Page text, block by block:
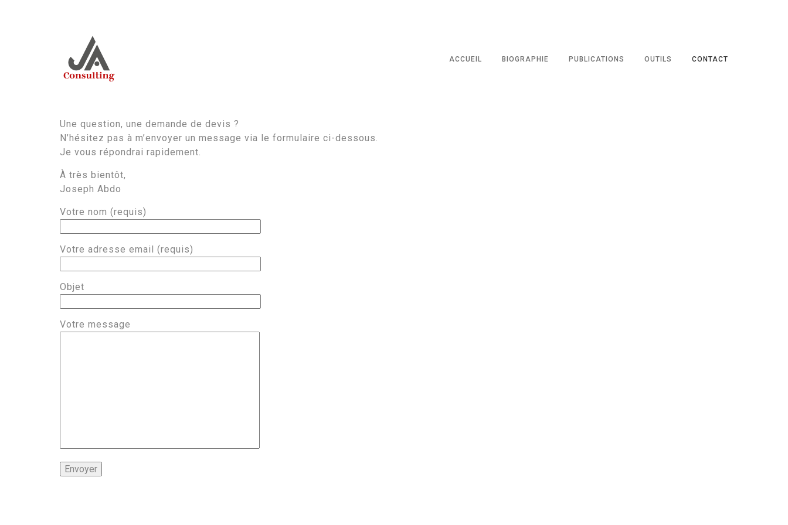
ACCUEIL BIOGRAPHIE PUBLICATIONS OUTILS CONTACT
Une question, une demande de devis ?
N’hésitez pas à m’envoyer un message via le formulaire ci-dessous.
Je vous répondrai rapidement.
À très bientôt,
Joseph Abdo
Votre nom (requis)
Votre adresse email (requis)
Objet
Votre message